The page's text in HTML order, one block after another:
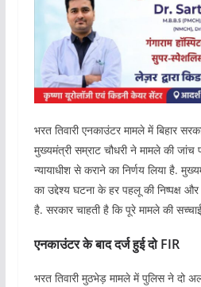
भरत तिवारी एनकाउंटर मामले में बिहार
मुख्यमंत्री सम्राट चौधरी ने मामले की जांच
न्यायाधीश से कराने का निर्णय लिया है.
का उद्देश्य घटना के हर पहलू की निष्पक्ष और
है. सरकार चाहती है कि पूरे मामले की
एनकाउंटर के बाद दर्ज हुई दो FIR
भरत तिवारी मुठभेड़ मामले में पुलिस ने दो